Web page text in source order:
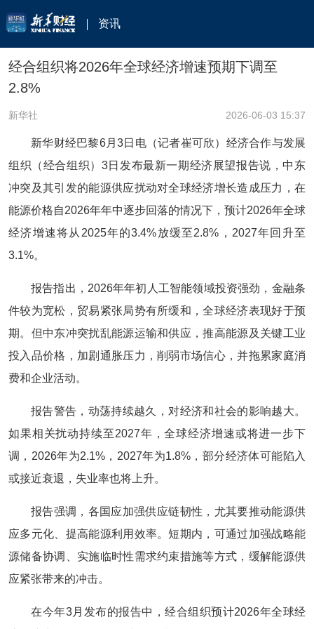
资讯
经合组织将2026年全球经济增速预期下调至
2.8%
新华社 2026-06-03 15:37
新华财经巴黎6月3日电（记者崔可欣）经济合作与发展
组织（经合组织）3日发布最新一期经济展望报告说，中东
冲突及其引发的能源供应扰动对全球经济增长造成压力，在
能源价格自2026年年中逐步回落的情况下，预计2026年全球
经济增速将从2025年的3.4%放缓至2.8%，2027年回升至
3.1%。
报告指出，2026年年初人工智能领域投资强劲，金融条
件较为宽松，贸易紧张局势有所缓和，全球经济表现好于预
期。但中东冲突扰乱能源运输和供应，推高能源及关键工业
投入品价格，加剧通胀压力，削弱市场信心，并拖累家庭消
费和企业活动。
报告警告，动荡持续越久，对经济和社会的影响越大。
如果相关扰动持续至2027年，全球经济增速或将进一步下
调，2026年为2.1%，2027年为1.8%，部分经济体可能陷入
或接近衰退，失业率也将上升。
报告强调，各国应加强供应链韧性，尤其要推动能源供
应多元化、提高能源利用效率。短期内，可通过加强战略能
源储备协调、实施临时性需求约束措施等方式，缓解能源供
应紧张带来的冲击。
在今年3月发布的报告中，经合组织预计2026年全球经